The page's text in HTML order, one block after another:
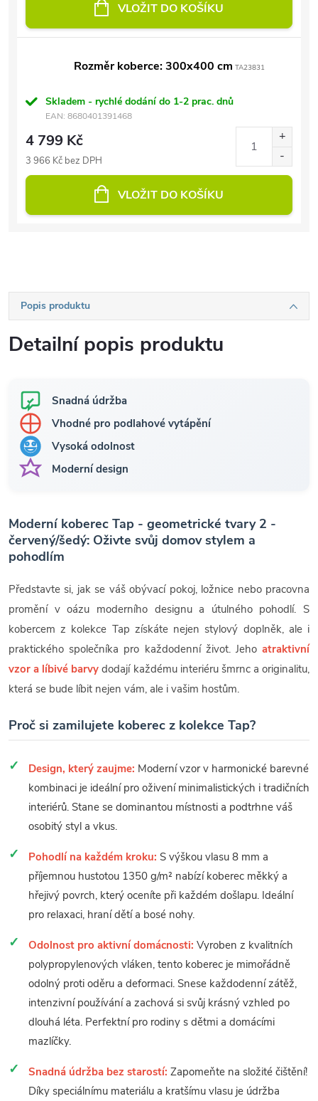
VLOŽIT DO KOŠÍKU
Rozměr koberce: 300x400 cm TA23831
Skladem - rychlé dodání do 1-2 prac. dnů
EAN: 8680401391468
4 799 Kč
3 966 Kč bez DPH
VLOŽIT DO KOŠÍKU
Popis produktu
Detailní popis produktu
Snadná údržba
Vhodné pro podlahové vytápění
Vysoká odolnost
Moderní design
Moderní koberec Tap - geometrické tvary 2 -
červený/šedý: Oživte svůj domov stylem a
pohodlím
Představte si, jak se váš obývací pokoj, ložnice nebo pracovna
promění v oázu moderního designu a útulného pohodlí. S
kobercem z kolekce Tap získáte nejen stylový doplněk, ale i
praktického společníka pro každodenní život. Jeho atraktivní
vzor a líbivé barvy dodají každému interiéru šmrnc a originalitu,
která se bude líbit nejen vám, ale i vašim hostům.
Proč si zamilujete koberec z kolekce Tap?
Design, který zaujme: Moderní vzor v harmonické barevné
kombinaci je ideální pro oživení minimalistických i tradičních
interiérů. Stane se dominantou místnosti a podtrhne váš
osobitý styl a vkus.
Pohodlí na každém kroku: S výškou vlasu 8 mm a
příjemnou hustotou 1350 g/m² nabízí koberec měkký a
hřejivý povrch, který oceníte při každém došlapu. Ideální
pro relaxaci, hraní dětí a bosé nohy.
Odolnost pro aktivní domácnosti: Vyroben z kvalitních
polypropylenových vláken, tento koberec je mimořádně
odolný proti oděru a deformaci. Snese každodenní zátěž,
intenzivní používání a zachová si svůj krásný vzhled po
dlouhá léta. Perfektní pro rodiny s dětmi a domácími
mazlíčky.
Snadná údržba bez starostí: Zapomeňte na složité čištění!
Díky speciálnímu materiálu a kratšímu vlasu je údržba